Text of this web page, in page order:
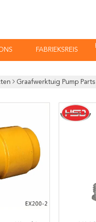
FABRIEKSREIS
Graafwerktuig Pump Parts